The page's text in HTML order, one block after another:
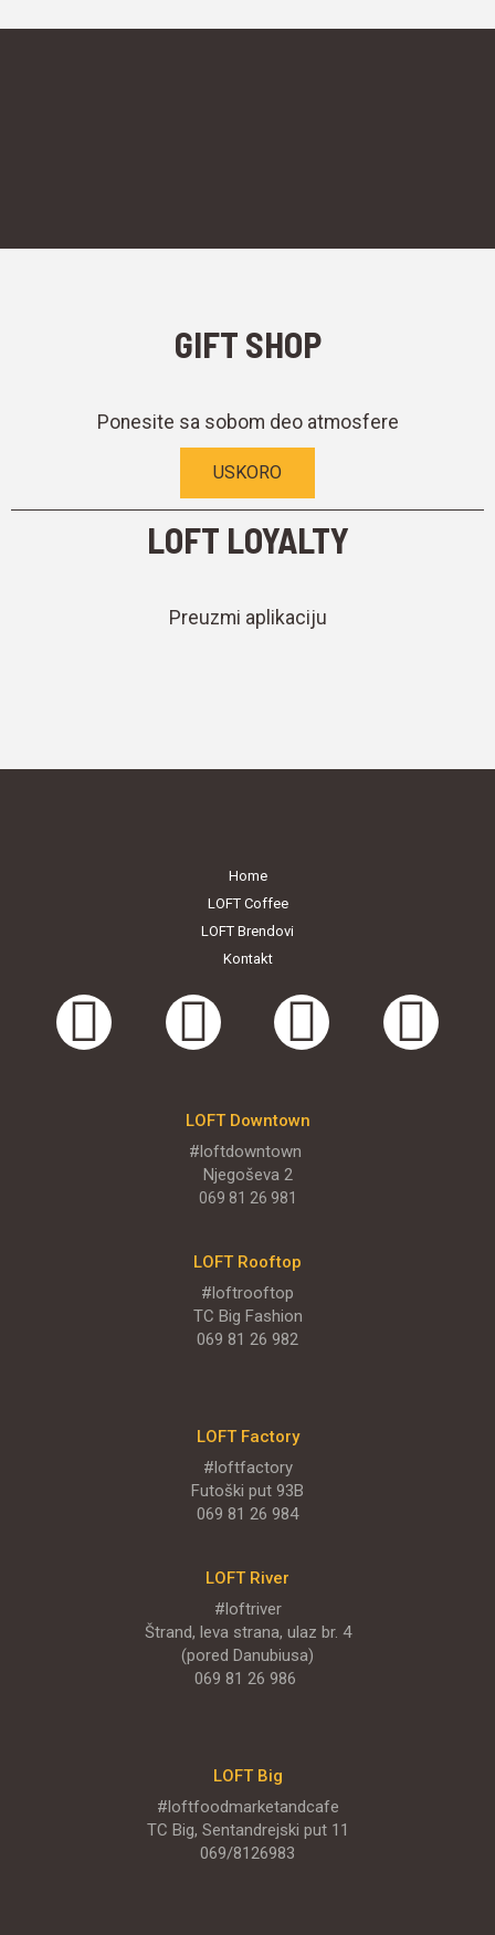
GIFT SHOP
Ponesite sa sobom deo atmosfere
USKORO
LOFT LOYALTY
Preuzmi aplikaciju
Home
LOFT Coffee
LOFT Brendovi
Kontakt
LOFT Downtown
#loftdowntown
Njegoševa 2
069 81 26 981
LOFT Rooftop
#loftrooftop
TC Big Fashion
069 81 26 982
LOFT Factory
#loftfactory
Futoški put 93B
069 81 26 984
LOFT River
#loftriver
Štrand, leva strana, ulaz br. 4
(pored Danubiusa)
069 81 26 986
LOFT Big
#loftfoodmarketandcafe
TC Big, Sentandrejski put 11
069/8126983